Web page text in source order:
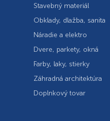
Stavebný materiál
Obklady, dlažba, sanita
Náradie a elektro
Dvere, parkety, okná
Farby, laky, stierky
Záhradná architektúra
Doplnkový tovar